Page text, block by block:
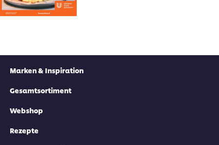
Marken & Inspiration
Gesamtsortiment
Webshop
Rezepte